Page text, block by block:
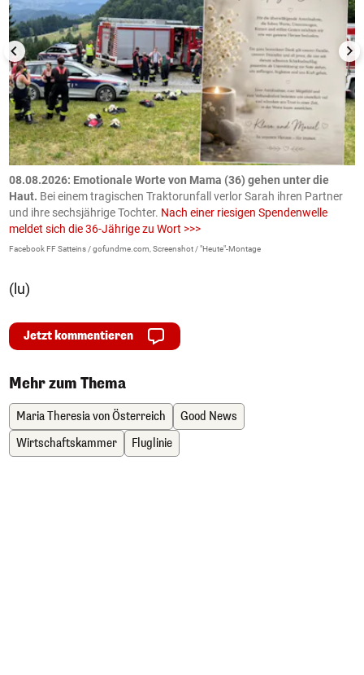
08.08.2026: Emotionale Worte von Mama (36) gehen unter die
Haut. Bei einem tragischen Traktorunfall verlor Sarah ihren Partner
und ihre sechsjährige Tochter. Nach einer riesigen Spendenwelle
meldet sich die 36-Jährige zu Wort >>>
Facebook FF Satteins / gofundme.com, Screenshot / "Heute"-Montage
(lu)
Jetzt kommentieren
Mehr zum Thema
Maria Theresia von Österreich
Good News
Wirtschaftskammer
Fluglinie